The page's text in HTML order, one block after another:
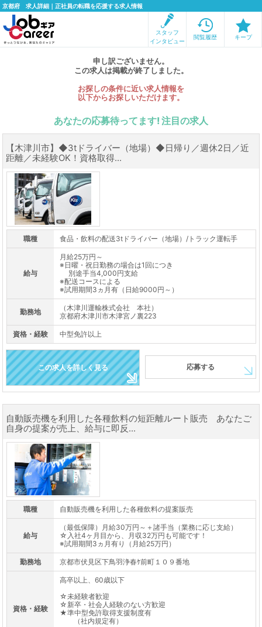
京都府 求人詳細｜正社員の転職を応援する求人情報
スタッフ
インタビュー
閲覧履歴 キープ
申し訳ございません。
この求人は掲載が終了しました。
お探しの条件に近い求人情報を
以下からお探しいただけます。
あなたの応募待ってます! 注目の求人
【木津川市】◆3tドライバー（地場）◆日帰り／週休2日／近
距離／未経験OK！資格取得...
職種 食品・飲料の配送3tドライバー（地場）/トラック運転手
給与
月給25万円～
※日曜・祝日勤務の場合は1回につき
別途手当4,000円支給
※配送コースによる
※試用期間3ヵ月有（日給9000円～）
勤務地
（木津川運輸株式会社 本社）
京都府木津川市木津宮ノ裏223
資格・経験 中型免許以上
この求人を詳しく見る 応募する
自動販売機を利用した各種飲料の短距離ルート販売 あなたご
自身の提案が売上、給与に即反...
職種 自動販売機を利用した各種飲料の提案販売
給与
（最低保障）月給30万円～＋諸手当（業務に応じ支給）
☆入社4ヶ月目から、月収32万円も可能です！
※試用期間3ヵ月有り（月給25万円）
勤務地 京都市伏見区下鳥羽浄春ｹ前町１０９番地
資格・経験
高卒以上、60歳以下
☆未経験者歓迎
☆新卒・社会人経験のない方歓迎
★準中型免許取得支援制度有
（社内規定有）